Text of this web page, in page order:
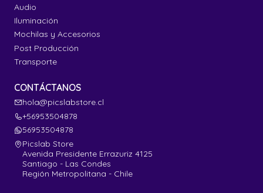
Audio
Iluminación
Mochilas y Accesorios
Post Producción
Transporte
CONTÁCTANOS
hola@picslabstore.cl
+56953504878
56953504878
Picslab Store
Avenida Presidente Errazuriz 4125
Santiago - Las Condes
Región Metropolitana - Chile